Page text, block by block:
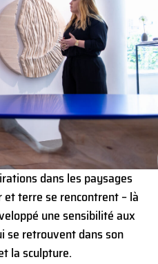
dans les paysages
et terre se rencontrent – là
une sensibilité aux
se retrouvent dans son
la sculpture.